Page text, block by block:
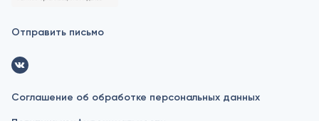
Отправить письмо
Соглашение об обработке персональных данных